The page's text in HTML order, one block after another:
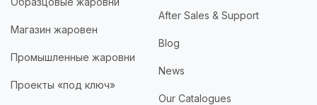
Магазин жаровен
Промышленные жаровни
Проекты «под ключ»
After Sales & Support
Blog
News
Our Catalogues